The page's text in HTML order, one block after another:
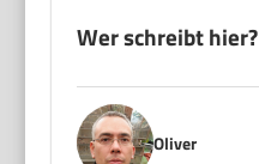
Wer schreibt hier?
Oliver